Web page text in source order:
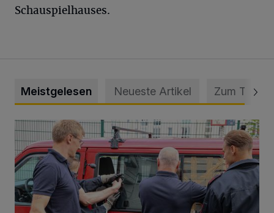
Schauspielhauses.
Meistgelesen Neueste Artikel Zum Thema
Feuerwehr befreit Kind aus verschlossenem VW Bulli